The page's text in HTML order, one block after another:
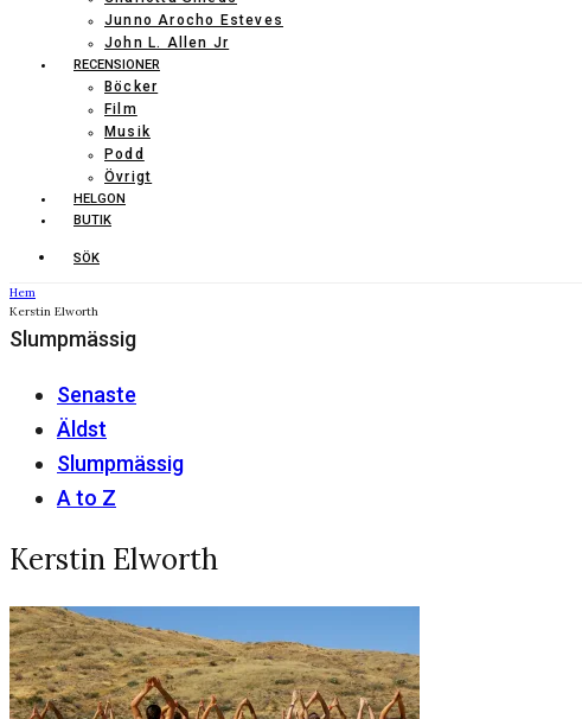
Junno Arocho Esteves
John L. Allen Jr
RECENSIONER
Böcker
Film
Musik
Podd
Övrigt
HELGON
BUTIK
SÖK
Hem
Kerstin Elworth
Slumpmässig
Senaste
Äldst
Slumpmässig
A to Z
Kerstin Elworth